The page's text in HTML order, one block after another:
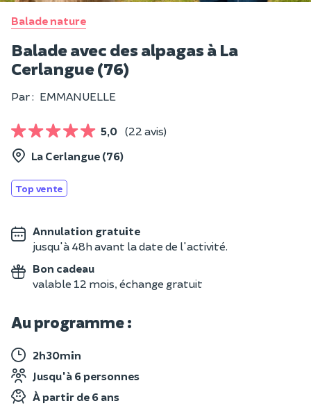
Balade nature
Balade avec des alpagas à La
Cerlangue (76)
Par : EMMANUELLE
5,0 (22 avis)
La Cerlangue (76)
Top vente
Annulation gratuite
jusqu'à 48h avant la date de l'activité.
Bon cadeau
valable 12 mois, échange gratuit
Au programme :
2h30min
Jusqu'à 6 personnes
À partir de 6 ans